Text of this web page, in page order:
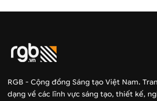
RGB - Cộng đồng Sáng tạo Việt Nam.
dạng về các lĩnh vực sáng tạo, thiết kế,